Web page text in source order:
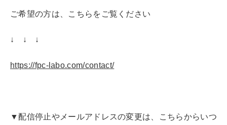
ご希望の方は、こちらをご覧ください
↓ ↓ ↓
https://fpc-labo.com/contact/
▼配信停止やメールアドレスの変更は、こちらからいつ